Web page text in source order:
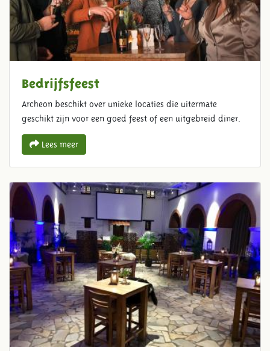
Bedrijfsfeest
Archeon beschikt over unieke locaties die uitermate
geschikt zijn voor een goed feest of een uitgebreid diner.
Lees meer